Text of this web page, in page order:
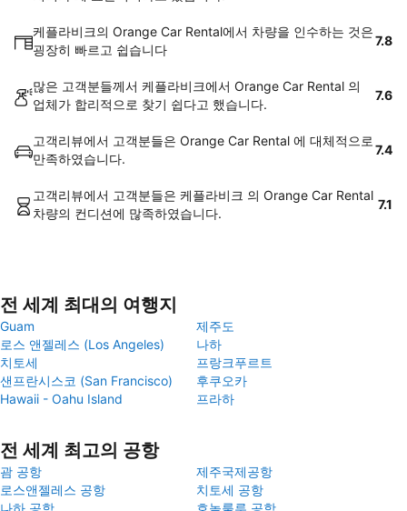
케플라비크의 Orange Car Rental에서 차량을 인수하는 것은
굉장히 빠르고 쉽습니다
7.8
많은 고객분들께서 케플라비크에서 Orange Car Rental 의
업체가 합리적으로 찾기 쉽다고 했습니다.
7.6
고객리뷰에서 고객분들은 Orange Car Rental 에 대체적으로
만족하였습니다.
7.4
고객리뷰에서 고객분들은 케플라비크 의 Orange Car Rental
차량의 컨디션에 많족하였습니다.
7.1
전 세계 최대의 여행지
Guam
제주도
로스 앤젤레스 (Los Angeles)
나하
치토세
프랑크푸르트
샌프란시스코 (San Francisco)
후쿠오카
Hawaii - Oahu Island
프라하
전 세계 최고의 공항
괌 공항
제주국제공항
로스앤젤레스 공항
치토세 공항
나하 공항
호놀룰루 공항